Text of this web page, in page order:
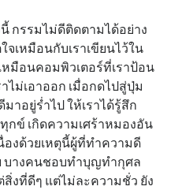
กรรมไม่ดีติดตามได้อย่าง
จเหมือนกับเราเขียนไว้ใน
หมือนคอมพิวเตอร์ที่เราป้อน
ไม่เอาออก เมื่อกดไปสู่ปุ่ม
าอยู่ร่ำไป ให้เราได้รู้สึก
กข์ เกิดความเศร้าหมองอัน
องด้วยเหตุนี้ผู้ที่ทำความดี
บางคนชอบทำบุญทำกุศล
งที่ดีๆ แต่ไม่ละความชั่ว ยัง